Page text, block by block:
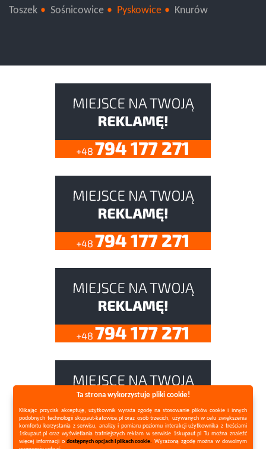
Ta strona wykorzystuje pliki cookie!
Klikając przycisk akceptuję, użytkownik wyraża zgodę na stosowanie plików cookie i innych
podobnych technologii skupaut-katowice.pl oraz osób trzecich, używanych w celu zwiększenia
komfortu korzystania z serwisu, analizy i pomiaru poziomu interakcji użytkownika z treściami
1skupaut.pl oraz wyświetlania trafniejszych reklam w serwisie 1skupaut.pl Tu można znaleźć
więcej informacji odostępnych opcjach i plikach cookie. Wyrażoną zgodę można w dowolnym